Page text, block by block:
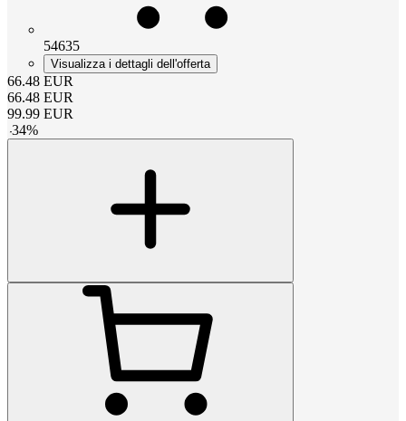
54635
Visualizza i dettagli dell'offerta
66.48 EUR
66.48 EUR
99.99 EUR
-34%